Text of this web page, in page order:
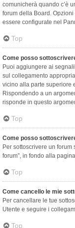
comunicherà quando c’è
forum della Board.
essere configurate nel
Top
Come posso
Puoi aggiungere ai
sul collegamento
vicino alla parte superiore
Rispondendo a un
risponde in questo
Top
Come posso
Per sottoscrivere un forum
forum”, in fondo alla
Top
Come cancello le mie
Per cancellare le tue
Utente e seguire i
Top